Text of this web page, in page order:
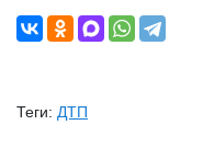
Теги: ДТП